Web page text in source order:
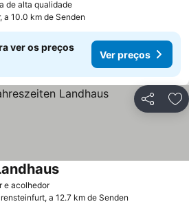
de alta qualidade
a 10.0 km de Senden
ver os preços
Ver preços
Partilhar
e acolhedor
a 12.7 km de Senden